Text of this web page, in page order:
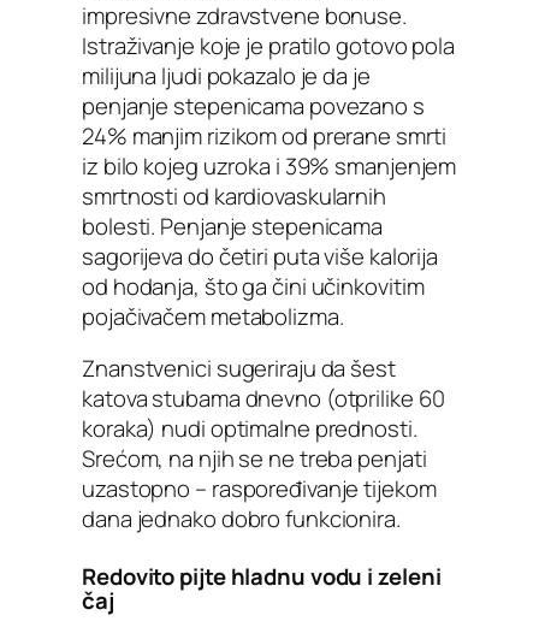
impresivne zdravstvene bonuse.
Istraživanje koje je pratilo gotovo pola
milijuna ljudi pokazalo je da je
penjanje stepenicama povezano s
24% manjim rizikom od prerane smrti
iz bilo kojeg uzroka i 39% smanjenjem
smrtnosti od kardiovaskularnih
bolesti. Penjanje stepenicama
sagorijeva do četiri puta više kalorija
od hodanja, što ga čini učinkovitim
pojačivačem metabolizma.
Znanstvenici sugeriraju da šest
katova stubama dnevno (otprilike 60
koraka) nudi optimalne prednosti.
Srećom, na njih se ne treba penjati
uzastopno – raspoređivanje tijekom
dana jednako dobro funkcionira.
Redovito pijte hladnu vodu i zeleni
čaj